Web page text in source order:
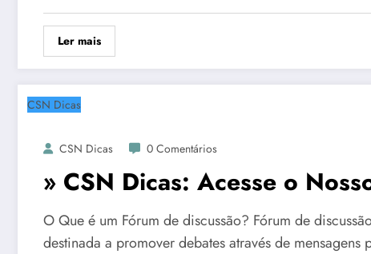
Ler mais
CSN Dicas
CSN Dicas 0 Comentários
» CSN Dicas: Acesse o
O Que é um Fórum de discussão? Fórum de
destinada a promover debates através de